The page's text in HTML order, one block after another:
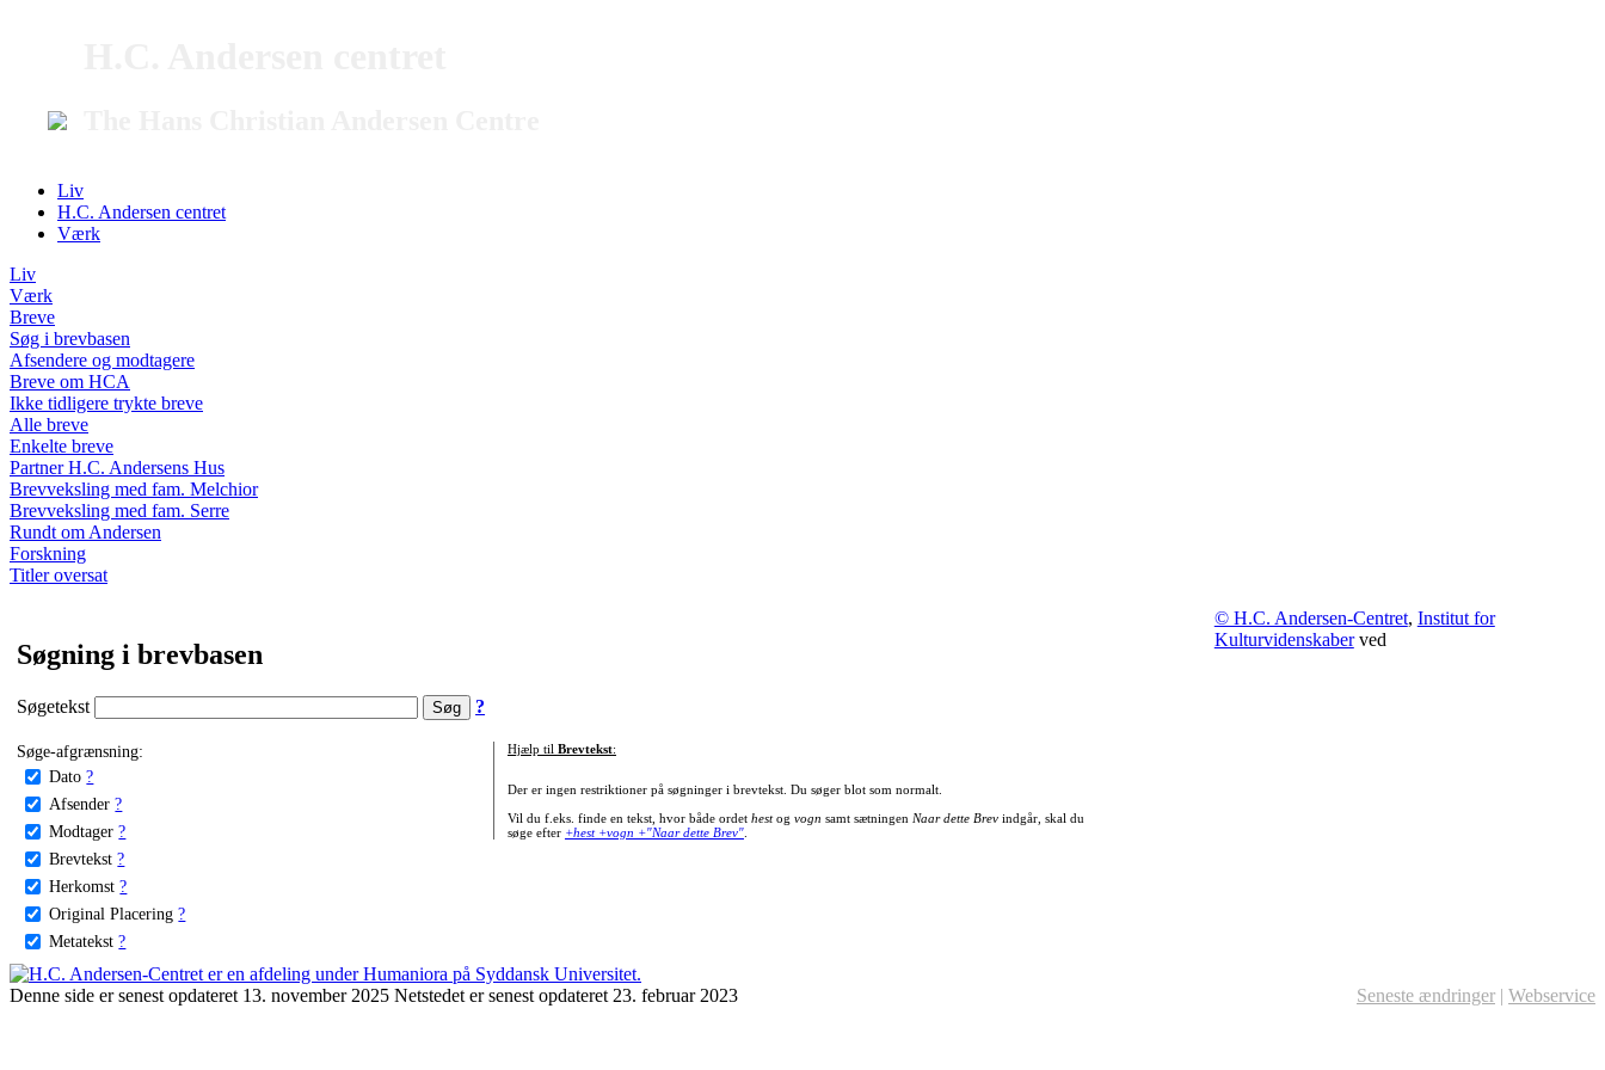
Liv
H.C. Andersen centret
Værk
Liv
Værk
Breve
Søg i brevbasen
Afsendere og modtagere
Breve om HCA
Ikke tidligere trykte breve
Alle breve
Enkelte breve
Partner H.C. Andersens Hus
Brevveksling med fam. Melchior
Brevveksling med fam. Serre
Rundt om Andersen
Forskning
Titler oversat
Søgning i brevbasen
Søgetekst ?
Søge-afgrænsning:
Dato ?
Afsender ?
Modtager ?
Brevtekst ?
Herkomst ?
Original Placering ?
Metatekst ?
Hjælp til Brevtekst:
Der er ingen restriktioner på søgninger i brevtekst. Du søger blot som normalt.
Vil du f.eks. finde en tekst, hvor både ordet hestog vogn samt sætningen Naar dette Brevindgår, skal du
søge efter +hest +vogn +"Naar dette Brev".
© H.C. Andersen-Centret, Institut for
Kulturvidenskaberved
Denne side er senest opdateret 13. november 2025 Netstedet er senest opdateret 23. februar 2023 Seneste ændringer | Webservice